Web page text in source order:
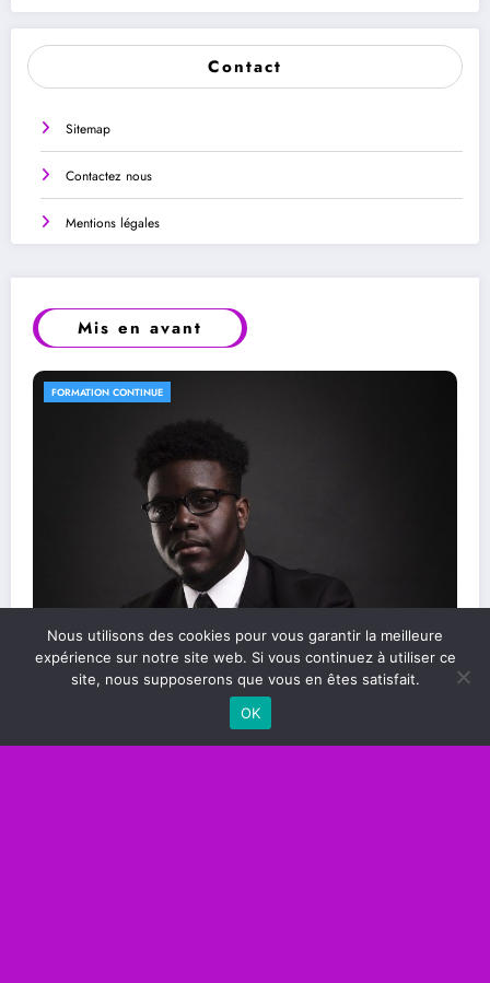
Contact
Sitemap
Contactez nous
Mentions légales
Mis en avant
FORMATION CONTINUE
dans le monde professionnel
Nous utilisons des cookies pour vous garantir la meilleure
expérience sur notre site web. Si vous continuez à utiliser ce
site, nous supposerons que vous en êtes satisfait.
OK